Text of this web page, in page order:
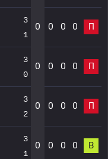
3
1
0 0 0 0 П
3
0
0 0 0 0 П
3
2
0 0 0 0 П
3
1
0 0 0 0 В